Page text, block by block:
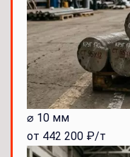
⌀ 10 мм
от 442 200 ₽/т